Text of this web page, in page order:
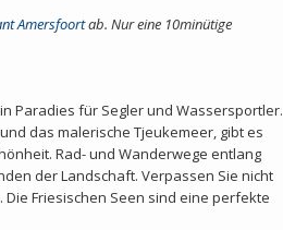
Amersfoortab. Nur eine 10minütige
Paradies für Segler und Wassersportler.
das malerische Tjeukemeer, gibt es
Rad- und Wanderwege entlang
der Landschaft. Verpassen Sie nicht
Friesischen Seen sind eine perfekte